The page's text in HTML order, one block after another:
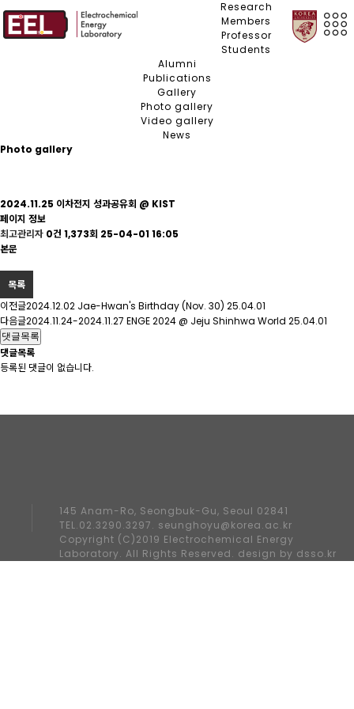
Research
Members
Professor
Students
Alumni
Publications
Gallery
Photo gallery
Video gallery
News
Photo gallery
2024.11.25 이차전지 성과공유회 @ KIST
페이지 정보
최고관리자 0건 1,373회 25-04-01 16:05
본문
목록
이전글2024.12.02 Jae-Hwan's Birthday (Nov. 30) 25.04.01
다음글2024.11.24-2024.11.27 ENGE 2024 @ Jeju Shinhwa World 25.04.01
댓글목록
댓글목록
등록된 댓글이 없습니다.
145 Anam-Ro, Seongbuk-Gu, Seoul 02841
TEL.02.3290.3297. seunghoyu@korea.ac.kr
Copyright (C)2019 Electrochemical Energy
Laboratory. All Rights Reserved. design by dsso.kr